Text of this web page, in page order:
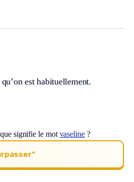
est habituellement.
signifie le mot vaseline?